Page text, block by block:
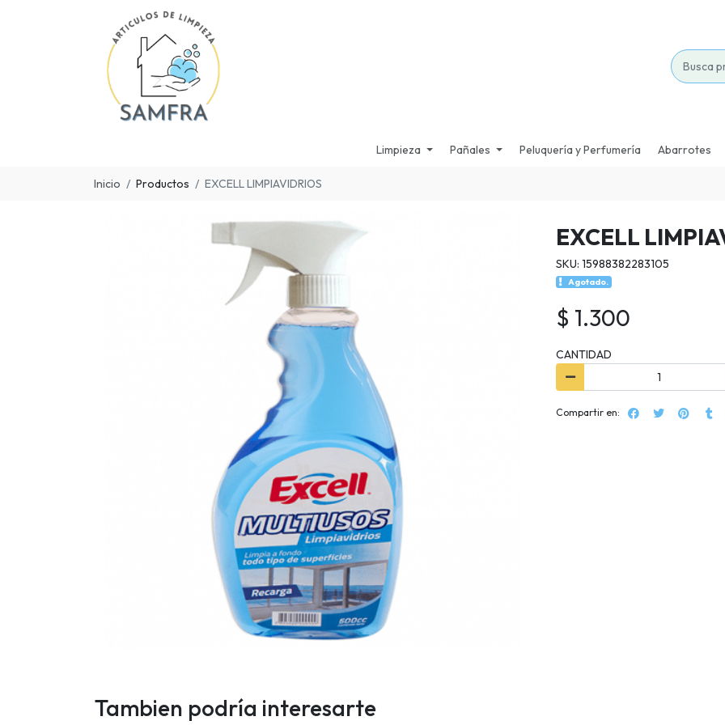
Limpieza Pañales Peluquería y Perfumería Abarrotes
Inicio Productos EXCELL LIMPIAVIDRIOS
EXCELL
SKU: 15988382283105
Agotado.
$ 1.300
CANTIDAD
Compartir en:
Tambien podría interesarte